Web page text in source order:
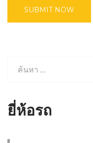
ยี่ห้อรถ